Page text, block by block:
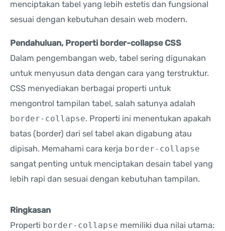
menciptakan tabel yang lebih estetis dan fungsional
sesuai dengan kebutuhan desain web modern.
Pendahuluan, Properti border-collapse CSS
Dalam pengembangan web, tabel sering digunakan
untuk menyusun data dengan cara yang terstruktur.
CSS menyediakan berbagai properti untuk
mengontrol tampilan tabel, salah satunya adalah
border-collapse. Properti ini menentukan apakah
batas (border) dari sel tabel akan digabung atau
dipisah. Memahami cara kerja border-collapse
sangat penting untuk menciptakan desain tabel yang
lebih rapi dan sesuai dengan kebutuhan tampilan.
Ringkasan
Properti border-collapse memiliki dua nilai utama: